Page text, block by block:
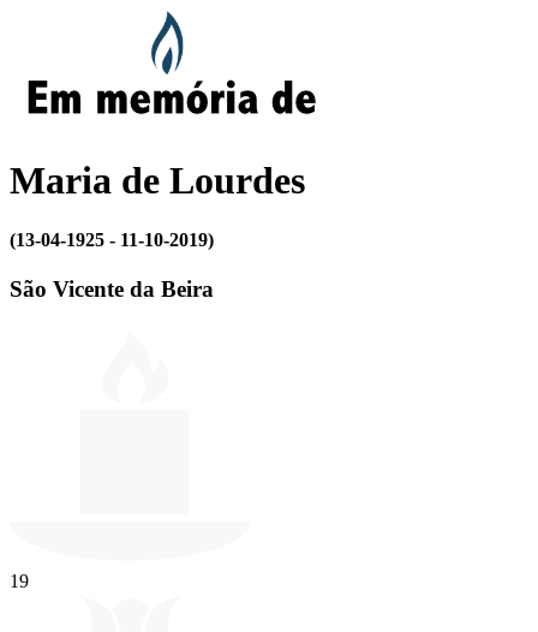
Maria de Lourdes
(13-04-1925 - 11-10-2019)
São Vicente da Beira
19